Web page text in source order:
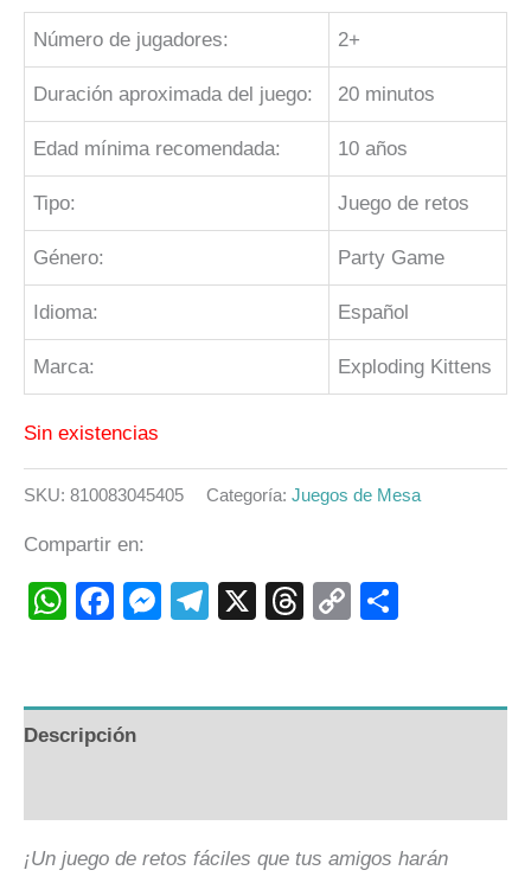
Número de jugadores: 2+
Duración aproximada del juego: 20 minutos
Edad mínima recomendada: 10 años
Tipo: Juego de retos
Género: Party Game
Idioma: Español
Marca: Exploding Kittens
Sin existencias
SKU: 810083045405 Categoría: Juegos de Mesa
Compartir en:
WhatsApp
Facebook
Messenger
Telegram
X Threads
Copy
Descripción
¡Un juego de retos fáciles que tus amigos harán